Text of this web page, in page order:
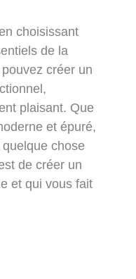
choisissant
de la
créer un
plaisant. Que
et épuré,
chose
de créer un
et qui vous fait